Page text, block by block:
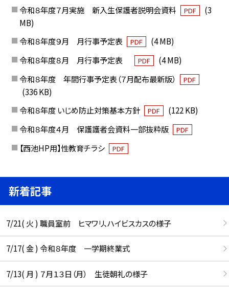
令和８年度７月実施 新入生保護者説明会資料 PDF
(3
MB)
令和８年度９月 月行事予定表
PDF
(4 MB)
令和８年度８月 月行事予定表
PDF
(4 MB)
令和８年度 年間行事予定表（７月配布最新版）
PDF
(336 KB)
令和８年度 いじめ防止対策基本方針
PDF
(122 KB)
令和８年度４月 保護護者会資料一部抜粋版
PDF
【西池HP用】性教育チラシ PDF
新着記事
7/21( 火 ) 職員室前 ヒマワリ、ハイビスカスの様子
7/17( 金 ) 令和８年度 一学期終業式
7/13( 月 ) ７月１３日（月） 生徒朝礼の様子